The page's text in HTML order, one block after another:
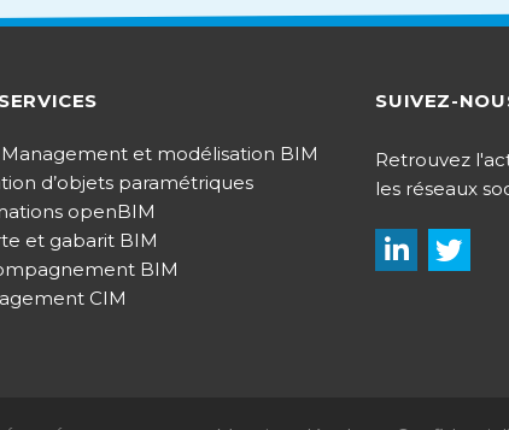
Management et modélisation BIM
d’objets paramétriques
openBIM
et gabarit BIM
BIM
CIM
SUIVEZ-
Retrouvez
les réseaux